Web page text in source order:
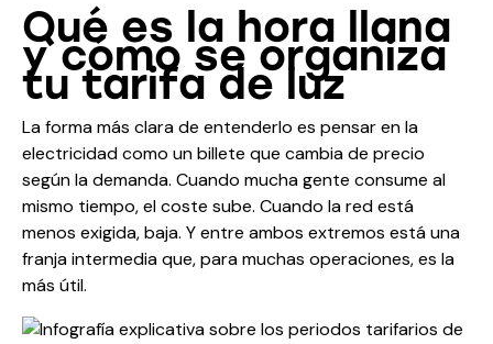
Qué es la hora llana
y cómo se organiza
tu tarifa de luz
La forma más clara de entenderlo es pensar en la
electricidad como un billete que cambia de precio
según la demanda. Cuando mucha gente consume al
mismo tiempo, el coste sube. Cuando la red está
menos exigida, baja. Y entre ambos extremos está una
franja intermedia que, para muchas operaciones, es la
más útil.